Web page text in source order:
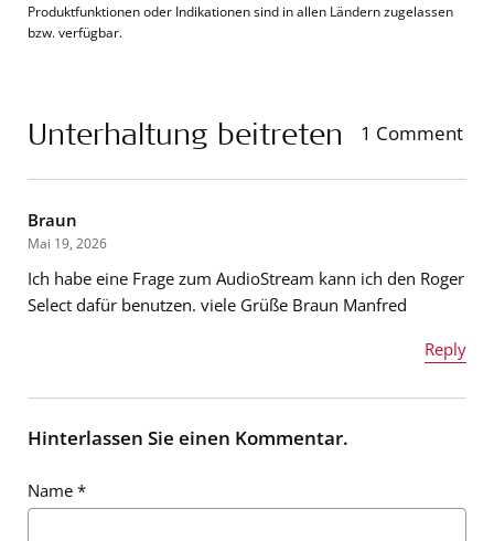
Produktfunktionen oder Indikationen sind in allen Ländern zugelassen
bzw. verfügbar.
Unterhaltung beitreten 1 Comment
Braun
Mai 19, 2026
Ich habe eine Frage zum AudioStream kann ich den Roger
Select dafür benutzen. viele Grüße Braun Manfred
Reply
E-Mail-Adresse
Hinterlassen Sie einen Kommentar.
Name *